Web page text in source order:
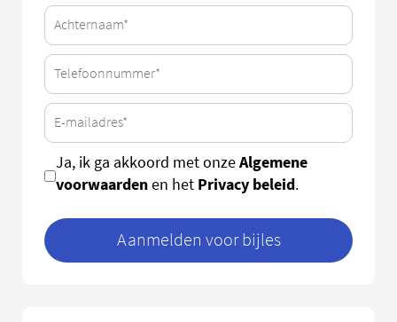
Ja, ik ga akkoord met onzeAlgemene
voorwaardenen het Privacy beleid.
Aanmelden voor bijles